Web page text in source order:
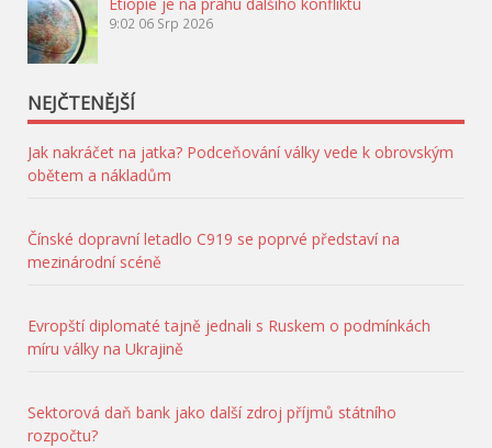
Etiopie je na prahu dalšího konfliktu
9:02 06 Srp 2026
NEJČTENĚJŠÍ
Jak nakráčet na jatka? Podceňování války vede k obrovským
obětem a nákladům
Čínské dopravní letadlo C919 se poprvé představí na
mezinárodní scéně
Evropští diplomaté tajně jednali s Ruskem o podmínkách
míru války na Ukrajině
Sektorová daň bank jako další zdroj příjmů státního
rozpočtu?